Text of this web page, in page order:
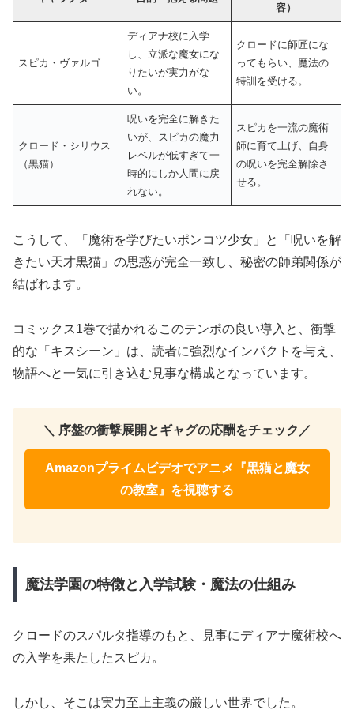
容）
スピカ・ヴァルゴ
ディアナ校に入学
し、立派な魔女にな
りたいが実力がな
い。
クロードに師匠にな
ってもらい、魔法の
特訓を受ける。
クロード・シリウス
（黒猫）
呪いを完全に解きた
いが、スピカの魔力
レベルが低すぎて一
時的にしか人間に戻
れない。
スピカを一流の魔術
師に育て上げ、自身
の呪いを完全解除さ
せる。
こうして、「魔術を学びたいポンコツ少女」と「呪いを解
きたい天才黒猫」の思惑が完全一致し、秘密の師弟関係が
結ばれます。
コミックス1巻で描かれるこのテンポの良い導入と、衝撃
的な「キスシーン」は、読者に強烈なインパクトを与え、
物語へと一気に引き込む見事な構成となっています。
＼ 序盤の衝撃展開とギャグの応酬をチェック／
Amazonプライムビデオでアニメ『黒猫と魔女
の教室』を視聴する
魔法学園の特徴と入学試験・魔法の仕組み
クロードのスパルタ指導のもと、見事にディアナ魔術校へ
の入学を果たしたスピカ。
しかし、そこは実力至上主義の厳しい世界でした。